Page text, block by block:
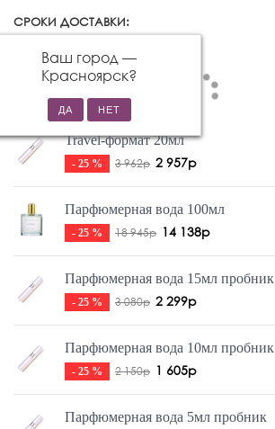
СРОКИ ДОСТАВКИ:
Ваш город —
Красноярск?
Travel-формат 20мл
- 25 % 3 962р 2 957р
Парфюмерная вода 100мл
- 25 % 18 945р 14 138р
Парфюмерная вода 15мл пробник
- 25 % 3 080р 2 299р
Парфюмерная вода 10мл пробник
- 25 % 2 150р 1 605р
Парфюмерная вода 5мл пробник